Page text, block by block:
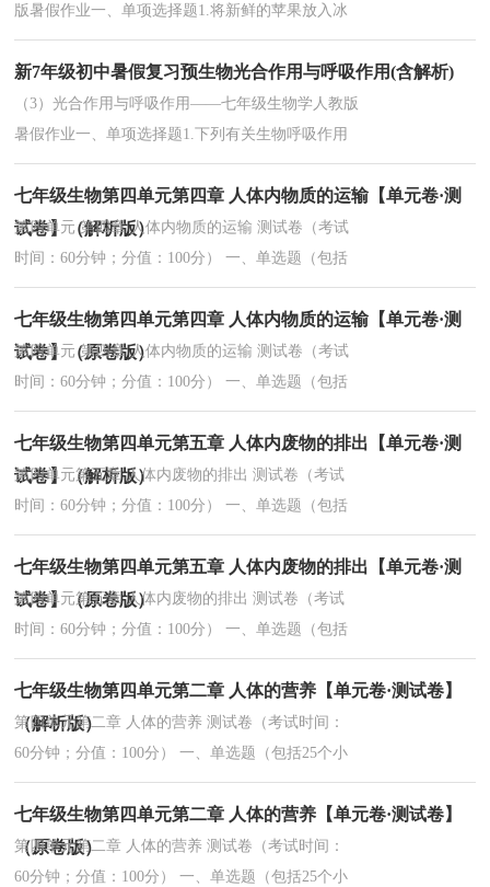
版暑假作业一、单项选择题1.将新鲜的苹果放入冰
箱的5℃冷藏室中，以延长苹果的保鲜时间。这里所
运用的生物学原理是低温能够( )...
新7年级初中暑假复习预生物光合作用与呼吸作用(含解析)
（3）光合作用与呼吸作用——七年级生物学人教版
暑假作业一、单项选择题1.下列有关生物呼吸作用
的说法中正确的是( )A.煮熟的种子呼吸作用旺盛B.
呼吸作用只在植物体中进行C.呼...
七年级生物第四单元第四章 人体内物质的运输【单元卷·测
试卷】（解析版）
第四单元 第四章 人体内物质的运输 测试卷（考试
时间：60分钟；分值：100分） 一、单选题（包括
25个小题，每个小题2分，共50分）1. 被称为人体
与疾病斗争的“卫士”，能吞噬病菌的是（ ）A．红
细胞...
七年级生物第四单元第四章 人体内物质的运输【单元卷·测
试卷】（原卷版）
第四单元 第四章 人体内物质的运输 测试卷（考试
时间：60分钟；分值：100分） 一、单选题（包括
25个小题，每个小题2分，共50分）1. 被称为人体
与疾病斗争的“卫士”，能吞噬病菌的是（ ）A．红
细胞...
七年级生物第四单元第五章 人体内废物的排出【单元卷·测
试卷】（解析版）
第四单元第五章 人体内废物的排出 测试卷（考试
时间：60分钟；分值：100分） 一、单选题（包括
25个小题，每个小题2分，共50分）1. 肾脏就像血
液的“过滤器”，其结构和功能的基本单位是（ ）
A．肾...
七年级生物第四单元第五章 人体内废物的排出【单元卷·测
试卷】（原卷版）
第四单元第五章 人体内废物的排出 测试卷（考试
时间：60分钟；分值：100分） 一、单选题（包括
25个小题，每个小题2分，共50分）1. 肾脏就像血
液的“过滤器”，其结构和功能的基本单位是（ ）
A．肾...
七年级生物第四单元第二章 人体的营养【单元卷·测试卷】
（解析版）
第四单元第二章 人体的营养 测试卷（考试时间：
60分钟；分值：100分） 一、单选题（包括25个小
题，每个小题2分，共50分）1. 海盐奶茶是一种饮
品，以水、牛奶、红茶、糖、盐等为原料制作，其
中为人...
七年级生物第四单元第二章 人体的营养【单元卷·测试卷】
（原卷版）
第四单元第二章 人体的营养 测试卷（考试时间：
60分钟；分值：100分） 一、单选题（包括25个小